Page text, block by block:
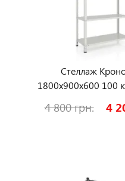
Стеллаж
1800х900х600 100
4 800 грн. 4